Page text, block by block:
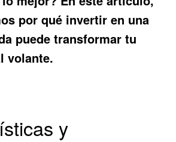
por qué invertir en una
puede transformar tu
volante.
y